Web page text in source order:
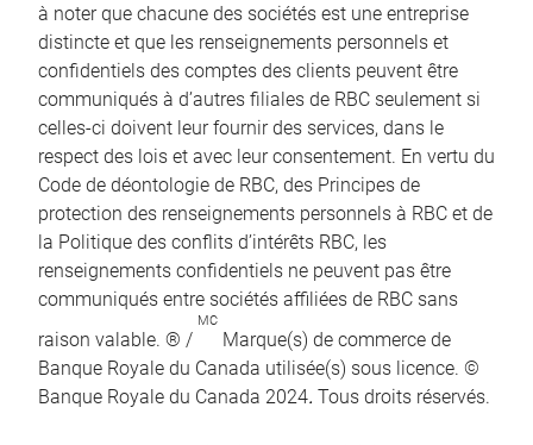
à noter que chacune des sociétés est une entreprise
distincte et que les renseignements personnels et
confidentiels des comptes des clients peuvent être
communiqués à d’autres filiales de RBC seulement si
celles-ci doivent leur fournir des services, dans le
respect des lois et avec leur consentement. En vertu du
Code de déontologie de RBC, des Principes de
protection des renseignements personnels à RBC et de
la Politique des conflits d’intérêts RBC, les
renseignements confidentiels ne peuvent pas être
communiqués entre sociétés affiliées de RBC sans
raison valable. ® /
MC
Marque(s) de commerce de
Banque Royale du Canada utilisée(s) sous licence. ©
Banque Royale du Canada 2024. Tous droits réservés.